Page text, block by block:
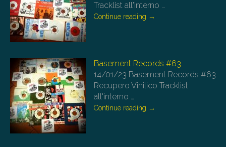
Tracklist all'interno …
Continue reading →
Basement Records #63
14/01/23 Basement Records #63
Recupero Vinilico Tracklist
all'interno …
Continue reading →